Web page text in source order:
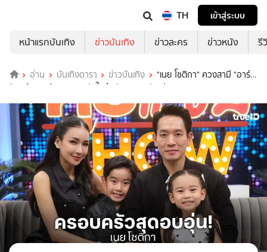
TH
เข้าสู่ระบบ
หน้าแรกบันเทิง
ข่าวบันเทิง ข่าวละคร ข่าวหนัง รี
อ่าน บันเทิงดารา ข่าวบันเทิง
"เนย โชติกา" ควงสามี "อาร์ม
จันทร์สิริ" พร้อมลูก ๆ เปิดใจถึง รักแรกและรักเดียว!